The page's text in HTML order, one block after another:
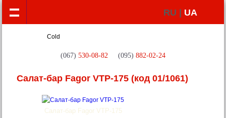
RU | UA
(067) 530-08-82 (095) 882-02-24
Салат-бар Fagor VTP-175 (код 01/1061)
Салат-бар Fagor VTP-175